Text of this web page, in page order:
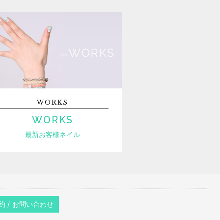
WORKS
WORKS
最新お客様ネイル
/ お問い合わせ